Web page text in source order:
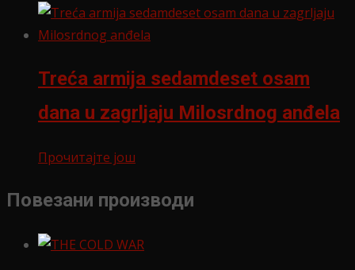
Treća armija sedamdeset osam
dana u zagrljaju Milosrdnog anđela
Прочитајте још
Повезани производи